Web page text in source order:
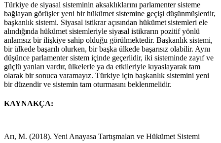
Türkiye de siyasal sisteminin aksaklıklarını parlamenter sisteme
bağlayan görüşler yeni bir hükümet sistemine geçişi düşünmüşlerdir,
başkanlık sistemi. Siyasal istikrar açısından hükümet sistemleri ele
alındığında hükümet sistemleriyle siyasalistikrarın pozitif yönlü
anlamsız bir ilişkiye sahip olduğu görülmektedir. Başkanlık sistemi,
bir ülkede başarılı olurken, bir başka ülkede başarısız olabilir. Aynı
düşünce parlamenter sistem içinde geçerlidir, iki sisteminde zayıf ve
güçlü yanları vardır, ülkelerle ya da etkileriyle kıyaslayarak tam
olarak bir sonuca varamayız. Türkiye için başkanlık sistemini yeni
bir düzendir ve sistemin tam oturmasını beklenmelidir.
KAYNAKÇA:
Arı, M. (2018). Yeni Anayasa Tartışmaları ve Hükümet Sistemi